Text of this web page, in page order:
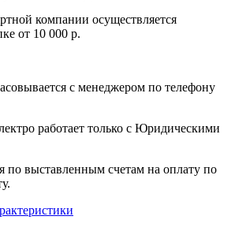
компании осуществляется
от 10 000 р.
с менеджером по телефону
работает только с Юридическими
по выставленным счетам на оплату по